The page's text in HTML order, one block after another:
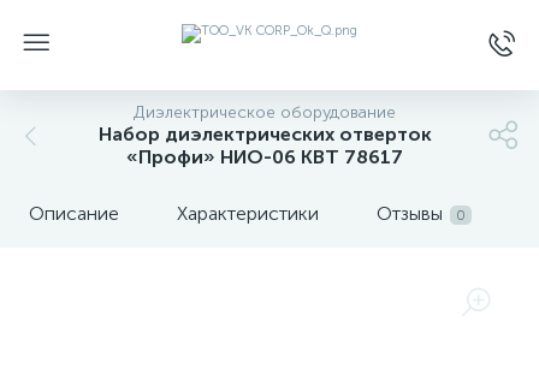
Диэлектрическое оборудование
Набор диэлектрических отверток
«Профи» НИО-06 КВТ 78617
Описание Характеристики Отзывы 0